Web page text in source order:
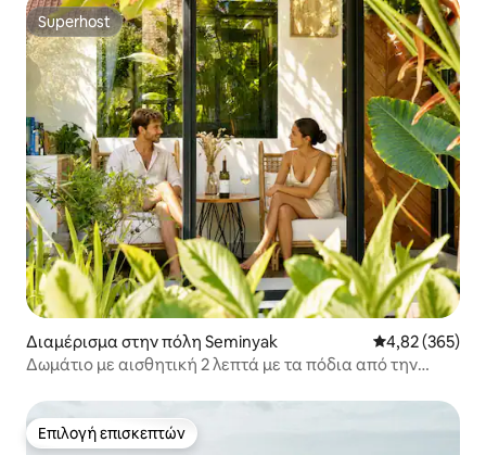
Superhost
Superhost
Διαμέρισμα στην πόλη Seminyak Μέση
4,82 (365)
Δωμάτιο με αισθητική 2 λεπτά με τα πόδια από την
Επιλογή επισκεπτών
Επιλογή επισκεπτών